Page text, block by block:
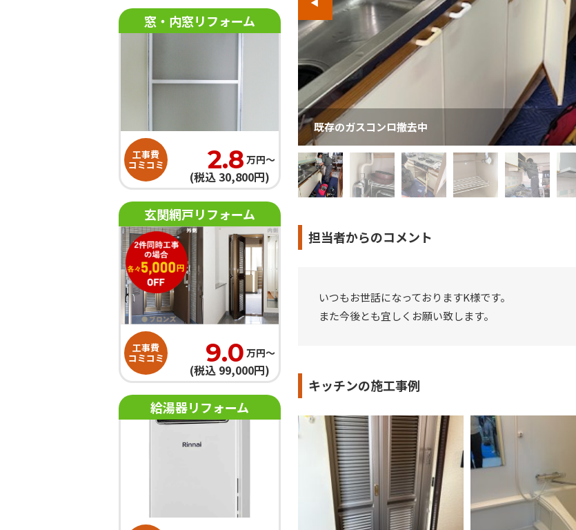
既存のガスコンロ撤去中
担当者からのコメント
いつもお世話になっておりますK様です。
また今後とも宜しくお願い致します。
キッチンの施工事例
窓・内窓リフォーム
工事費
コミコミ 2.8 万円〜
(税込 30,800円)
玄関網戸リフォーム
工事費
コミコミ 9.0 万円〜
(税込 99,000円)
給湯器リフォーム